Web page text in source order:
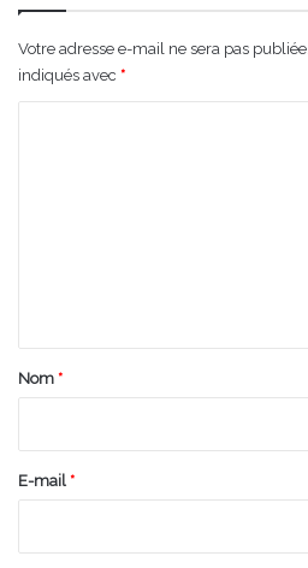
Votre adresse e-mail ne sera pas publiée.
indiqués avec *
a
e
Nom *
E-mail *